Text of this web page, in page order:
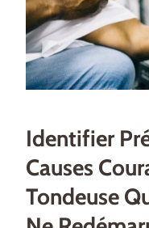
Identifier
Causes
Tondeuse